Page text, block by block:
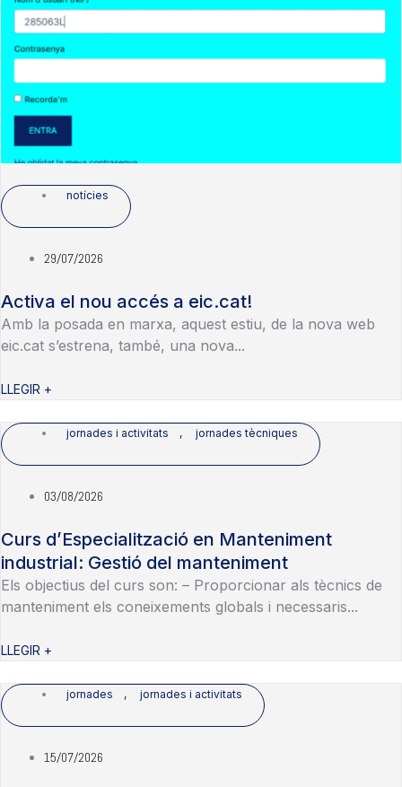
notícies
29/07/2026
Activa el nou accés a eic.cat!
Amb la posada en marxa, aquest estiu, de la nova web
eic.cat s’estrena, també, una nova...
LLEGIR +
jornades i activitats , jornades tècniques
03/08/2026
Curs d’Especialització en Manteniment
industrial: Gestió del manteniment
Els objectius del curs son: – Proporcionar als tècnics de
manteniment els coneixements globals i necessaris...
LLEGIR +
jornades , jornades i activitats
15/07/2026